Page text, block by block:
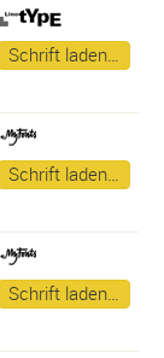
Schrift laden…
Schrift laden…
Schrift laden…